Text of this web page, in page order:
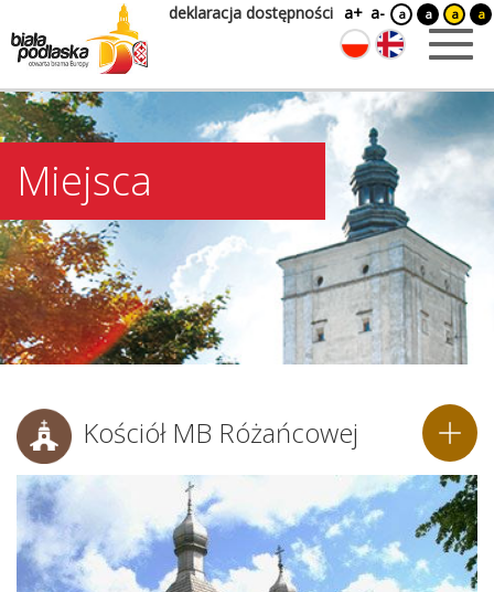
deklaracja dostępności a+ a- a a a a
Miejsca
Kościół MB Różańcowej